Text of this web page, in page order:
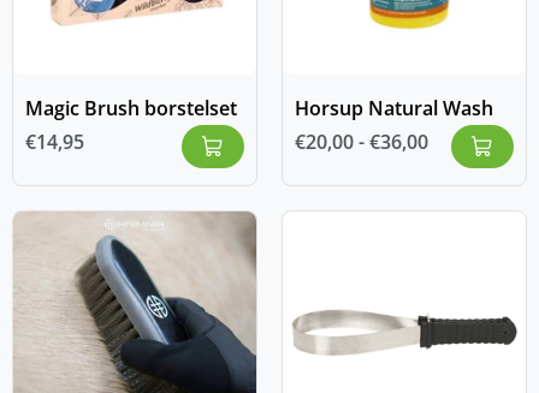
Magic Brush borstelset
€14,95
Horsup Natural Wash
€20,00-€36,00